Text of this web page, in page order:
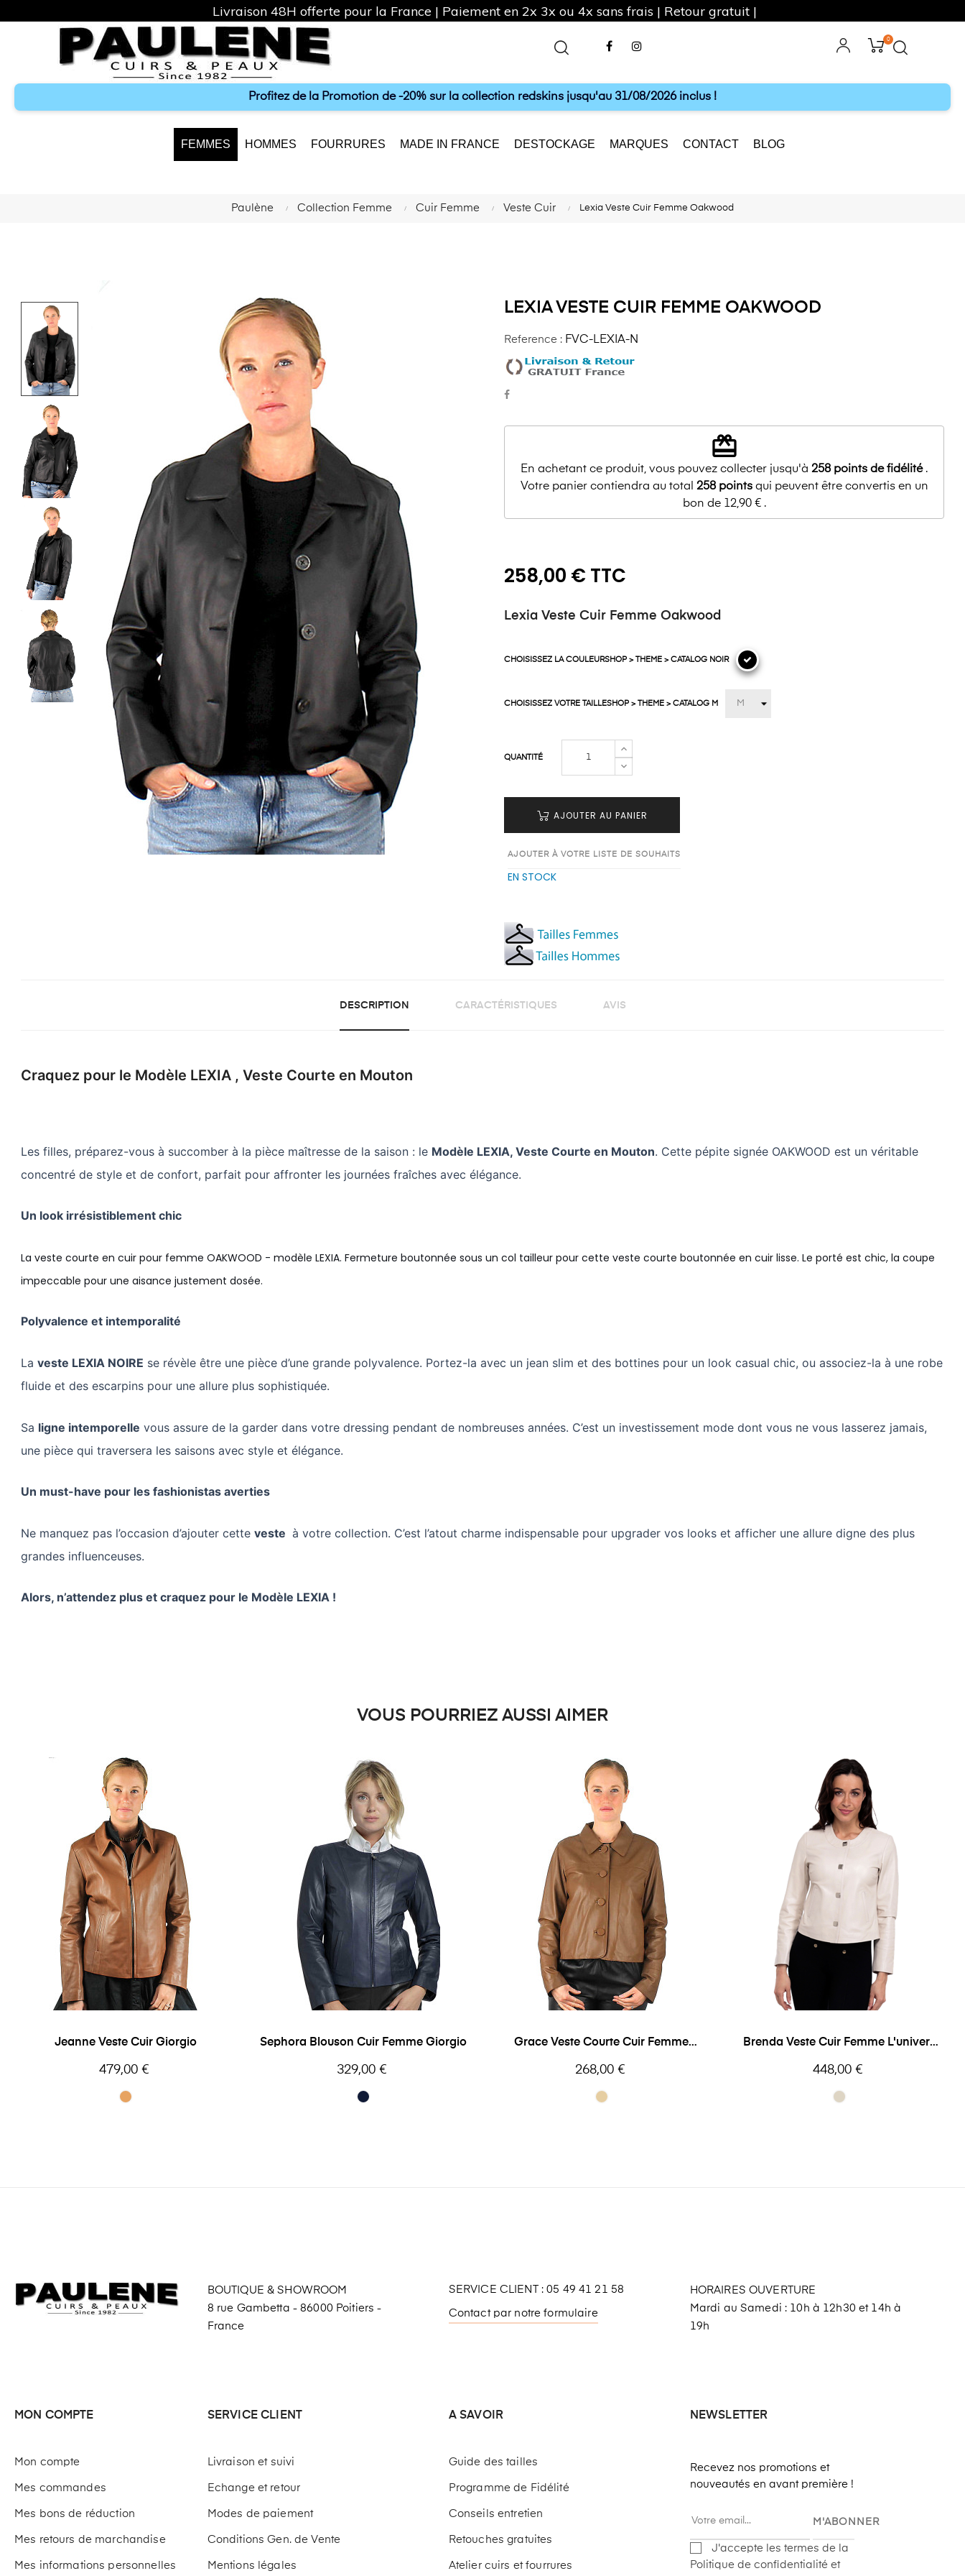
Facebook
0
Profitez de la Promotion de -20% sur la collection redskins jusqu'au 31/08/2026 inclus !
FEMMES HOMMES FOURRURES MADE IN FRANCE DESTOCKAGE MARQUES CONTACT BLOG
Paulène Collection Femme Cuir Femme Veste Cuir Lexia Veste Cuir Femme Oakwood
LEXIA VESTE CUIR FEMME OAKWOOD
Reference : FVC-LEXIA-N
redeem
En achetant ce produit, vous pouvez collecter jusqu'à 258 points de fidélité.
Votre panier contiendra au total 258pointsqui peuvent être convertis en un
bon de 12,90 €.
258,00 € TTC
Lexia Veste Cuir Femme Oakwood
CHOISISSEZ LA COULEURSHOP > THEME > CATALOG NOIR
CHOISISSEZ VOTRE TAILLESHOP > THEME > CATALOG M
QUANTITÉ
AJOUTER AU PANIER
AJOUTER À VOTRE LISTE DE SOUHAITS
EN STOCK
DESCRIPTION CARACTÉRISTIQUES AVIS
Craquez pour le Modèle LEXIA , Veste Courte en Mouton
Les filles, préparez-vous à succomber à la pièce maîtresse de la saison : le Modèle LEXIA, Veste Courte en Mouton. Cette pépite signée OAKWOOD est un véritable
concentré de style et de confort, parfait pour affronter les journées fraîches avec élégance.
Un look irrésistiblement chic
La veste courte en cuir pour femme OAKWOOD - modèle LEXIA. Fermeture boutonnée sous un col tailleur pour cette veste courte boutonnée en cuir lisse. Le porté est chic, la coupe
impeccable pour une aisance justement dosée.
Polyvalence et intemporalité
La veste LEXIA NOIRE se révèle être une pièce d’une grande polyvalence. Portez-la avec un jean slim et des bottines pour un look casual chic, ou associez-la à une robe
fluide et des escarpins pour une allure plus sophistiquée.
Sa ligne intemporelle vous assure de la garder dans votre dressing pendant de nombreuses années. C’est un investissement mode dont vous ne vous lasserez jamais,
une pièce qui traversera les saisons avec style et élégance.
Un must-have pour les fashionistas averties
Ne manquez pas l’occasion d’ajouter cette veste à votre collection. C’est l’atout charme indispensable pour upgrader vos looks et afficher une allure digne des plus
grandes influenceuses.
Alors, n’attendez plus et craquez pour le Modèle LEXIA !
VOUS POURRIEZ AUSSI AIMER
Jeanne Veste Cuir Giorgio
Prix
479,00 €
Sephora Blouson Cuir Femme Giorgio
Prix
329,00 €
Grace Veste Courte Cuir Femme
Prix
268,00 €
Brenda Veste Cuir Femme L'univers
Prix
448,00 €
BOUTIQUE & SHOWROOM
8 rue Gambetta - 86000 Poitiers -
France
SERVICE CLIENT : 05 49 41 21 58
Contact par notre formulaire
HORAIRES OUVERTURE
Mardi au Samedi : 10h à 12h30 et 14h à
19h
MON COMPTE
Mon compte
Mes commandes
Mes bons de réduction
Mes retours de marchandise
Mes informations personnelles
SERVICE CLIENT
Livraison et suivi
Echange et retour
Modes de paiement
Conditions Gen. de Vente
Mentions légales
A SAVOIR
Guide des tailles
Programme de Fidélité
Conseils entretien
Retouches gratuites
Atelier cuirs et fourrures
NEWSLETTER
Recevez nos promotions et
nouveautés en avant première !
M'ABONNER
J'accepte les termes de la
Politique de confidentialité et
Livraison 48H offerte pour la France | Paiement en 2x 3x ou 4x sans frais | Retour gratuit |